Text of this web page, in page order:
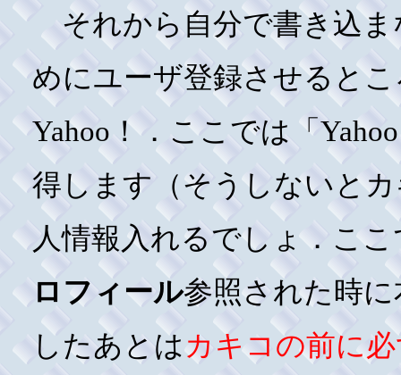
それから自分で書き込ま
めにユーザ登録させると
Yahoo！．ここでは「
得します（そうしないと
人情報入れるでしょ．こ
ロフィール参照された時
したあとはカキコの前に